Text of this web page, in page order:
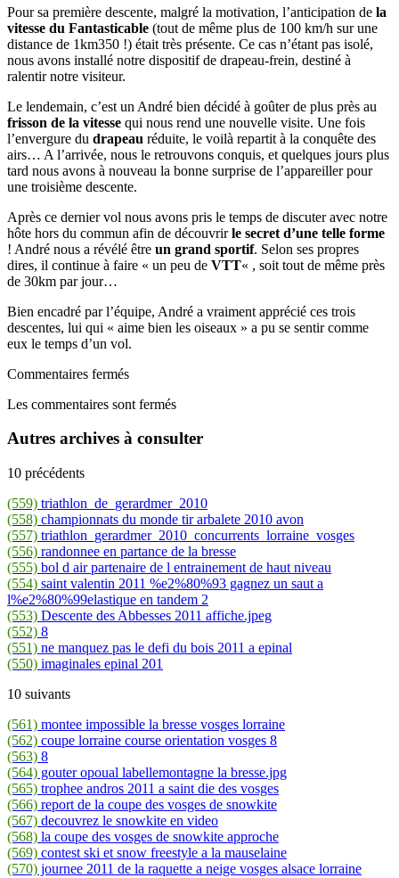
Pour sa première descente, malgré la motivation, l’anticipation de la
vitesse du Fantasticable (tout de même plus de 100 km/h sur une
distance de 1km350 !) était très présente. Ce cas n’étant pas isolé,
nous avons installé notre dispositif de drapeau-frein, destiné à
ralentir notre visiteur.
Le lendemain, c’est un André bien décidé à goûter de plus près au
frisson de la vitesse qui nous rend une nouvelle visite. Une fois
l’envergure du drapeau réduite, le voilà repartit à la conquête des
airs… A l’arrivée, nous le retrouvons conquis, et quelques jours plus
tard nous avons à nouveau la bonne surprise de l’appareiller pour
une troisième descente.
Après ce dernier vol nous avons pris le temps de discuter avec notre
hôte hors du commun afin de découvrirle secret d’une telle forme
! André nous a révélé être un grand sportif. Selon ses propres
dires, il continue à faire « un peu de VTT« , soit tout de même près
de 30km par jour…
Bien encadré par l’équipe, André a vraiment apprécié ces trois
descentes, lui qui « aime bien les oiseaux » a pu se sentir comme
eux le temps d’un vol.
Commentaires fermés
Les commentaires sont fermés
Autres archives à consulter
10 précédents
(559) triathlon_de_gerardmer_2010
(558) championnats du monde tir arbalete 2010 avon
(557) triathlon_gerardmer_2010_concurrents_lorraine_vosges
(556) randonnee en partance de la bresse
(555) bol d air partenaire de l entrainement de haut niveau
(554) saint valentin 2011 %e2%80%93 gagnez un saut a
l%e2%80%99elastique en tandem 2
(553) Descente des Abbesses 2011 affiche.jpeg
(552) 8
(551) ne manquez pas le defi du bois 2011 a epinal
(550) imaginales epinal 201
10 suivants
(561) montee impossible la bresse vosges lorraine
(562) coupe lorraine course orientation vosges 8
(563) 8
(564) gouter opoual labellemontagne la bresse.jpg
(565) trophee andros 2011 a saint die des vosges
(566) report de la coupe des vosges de snowkite
(567) decouvrez le snowkite en video
(568) la coupe des vosges de snowkite approche
(569) contest ski et snow freestyle a la mauselaine
(570) journee 2011 de la raquette a neige vosges alsace lorraine